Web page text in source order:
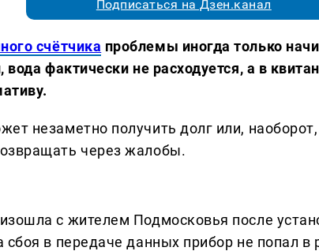
Подписаться на Дзен.канал
счётчика проблемы иногда только
вода фактически не расходуется, а в
незаметно получить долг или,
через жалобы.
с жителем Подмосковья после
сбоя в передаче данных прибор не попал в